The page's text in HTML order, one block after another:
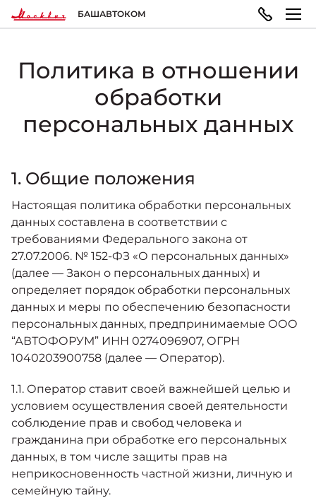
БАШАВТОКОМ
МОДЕЛЬНЫЙ РЯД
Москвич 3
Городской кроссовер
Москвич 3e
от 3 500 000 ₽*
Москвич 6
Яркий динамичный седан
от 2 237 000 ₽*
Москвич 3 с ручным
управлением (РУ)
Кроссовер, создающий равные
возможности
от 2 069 000 ₽*
ПОКУПАТЕЛЯМ
ВЫБОР АВТОМОБИЛЯ
Конфигуратор
Автомобили в наличии
Записаться на тест-драйв
ПОКУПКА АВТОМОБИЛЯ
Кредитные программы
Спецпредложения
Калькулятор трейд-ин
ВЛАДЕЛЬЦАМ
ТЕХОБСЛУЖИВАНИЕ И РЕМОНТ
Запись на сервис
ГАРАНТИЯ И ПОДДЕРЖКА
Гарантия
Помощь на дорогах
Моторное масло
СЕРВИСНЫЕ АКЦИИ
АКСЕССУАРЫ
О КОМПАНИИ
ПРАВОВАЯ ИНФОРМАЦИЯ
Реквизиты
Политика обработки персональных данных
Правила пользования сайтом
НОВОСТИ
КОНТАКТЫ
Политика в отношении
обработки
персональных данных
1. Общие положения
Настоящая политика обработки персональных
данных составлена в соответствии с
требованиями Федерального закона от
27.07.2006. № 152-ФЗ «О персональных данных»
(далее — Закон о персональных данных) и
определяет порядок обработки персональных
данных и меры по обеспечению безопасности
персональных данных, предпринимаемые ООО
“АВТОФОРУМ” ИНН 0274096907, ОГРН
1040203900758 (далее — Оператор).
1.1. Оператор ставит своей важнейшей целью и
условием осуществления своей деятельности
соблюдение прав и свобод человека и
гражданина при обработке его персональных
данных, в том числе защиты прав на
неприкосновенность частной жизни, личную и
семейную тайну.